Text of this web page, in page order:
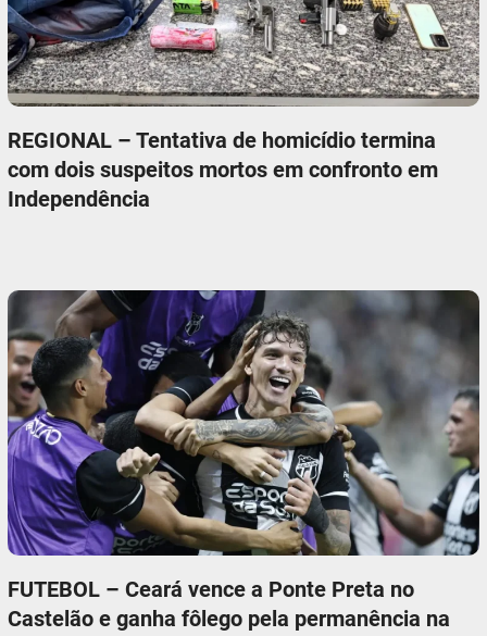
REGIONAL – Tentativa de homicídio termina
com dois suspeitos mortos em confronto em
Independência
FUTEBOL – Ceará vence a Ponte Preta no
Castelão e ganha fôlego pela permanência na